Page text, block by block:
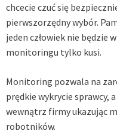
chcecie czuć się
pierwszorzędny wybór.
jeden człowiek nie będzie
monitoringu tylko kusi.
Monitoring pozwala na
prędkie wykrycie sprawcy,
wewnątrz firmy ukazując
robotników.